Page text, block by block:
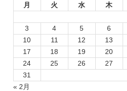
月
火 水 木
« 2月
3
4 5 6
10
11 12 13
17
18 19 20
24
25 26 27
31